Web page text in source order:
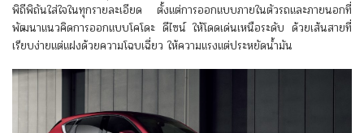
พิถีพิถันใส่ใจในทุกรายละเอียด ตั้งแต่การออกแบบภายในตัวรถและภายนอกที่
พัฒนาแนวคิดการออกแบบโคโดะ ดีไซน์ ให้โดดเด่นเหนือระดับ ด้วยเส้นสายที่
เรียบง่ายแต่แฝงด้วยความโฉบเฉี่ยว ให้ความแรงแต่ประหยัดน้ำมัน